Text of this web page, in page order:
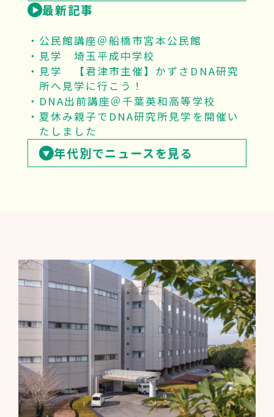
最新記事
公民館講座＠船橋市宮本公民館
見学 埼玉平成中学校
見学 【君津市主催】かずさDNA研究
所へ見学に行こう！
DNA出前講座＠千葉英和高等学校
夏休み親子でDNA研究所見学を開催い
たしました
年代別でニュースを見る